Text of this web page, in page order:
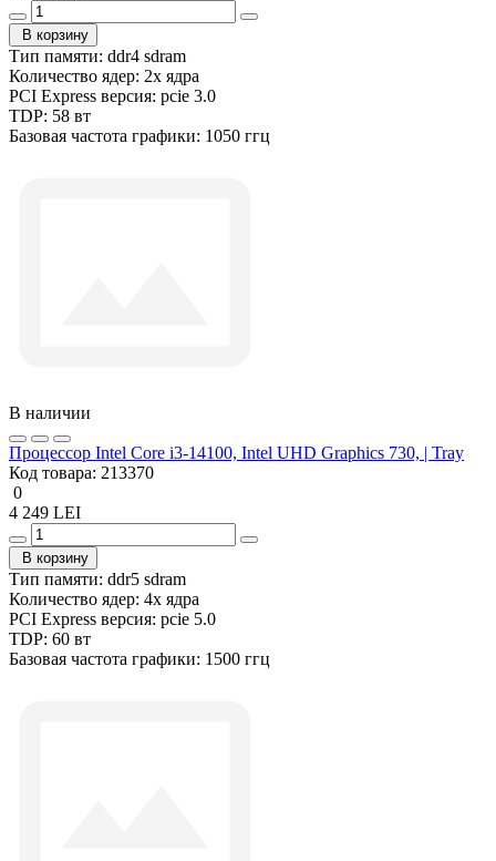
В корзину
Тип памяти: ddr4 sdram
Количество ядер: 2x ядра
PCI Express версия: pcie 3.0
TDP: 58 вт
Базовая частота графики: 1050 ггц
В наличии
Процессор Intel Core i3-14100, Intel UHD Graphics 730, | Tray
Код товара: 213370
0
4 249 LEI
В корзину
Тип памяти: ddr5 sdram
Количество ядер: 4x ядра
PCI Express версия: pcie 5.0
TDP: 60 вт
Базовая частота графики: 1500 ггц